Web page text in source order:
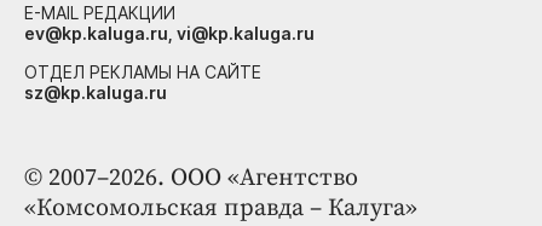
© 2007–2026. ООО «Агентство
«Комсомольская правда – Калуга»
E-MAIL РЕДАКЦИИ
ev@kp.kaluga.ru, vi@kp.kaluga.ru
ОТДЕЛ РЕКЛАМЫ НА САЙТЕ
sz@kp.kaluga.ru